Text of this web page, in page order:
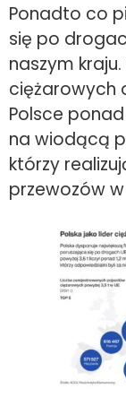
Ponadto co
się po
naszym
ciężarowych
Polsce ponad
na wiodącą
którzy
przewozów